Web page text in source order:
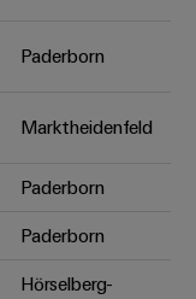
Digital
neuen Niveau
schnell
Paderborn
Marktheidenfeld
Paderborn
Paderborn
Hörselberg-